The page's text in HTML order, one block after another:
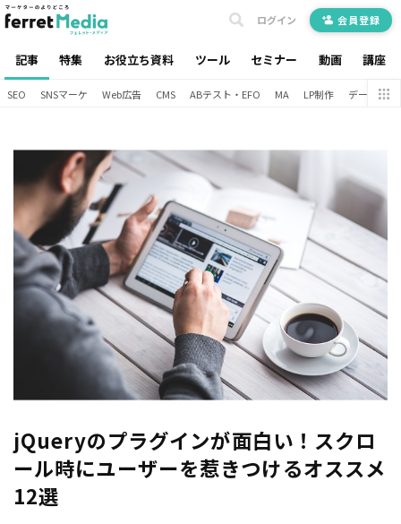
記事 特集 お役立ち資料 ツール セミナー 動画 講座
ログイン 会員登録
SEO SNSマーケ Web広告 CMS ABテスト・EFO MA LP制作 データ分析
jQueryのプラグインが面白い！スクロ
ール時にユーザーを惹きつけるオススメ
12選